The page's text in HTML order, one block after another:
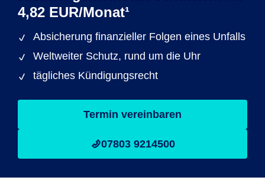
4,82 EUR/Monat¹
Absicherung finanzieller Folgen eines Unfalls
Weltweiter Schutz, rund um die Uhr
tägliches Kündigungsrecht
Termin vereinbaren
07803 9214500